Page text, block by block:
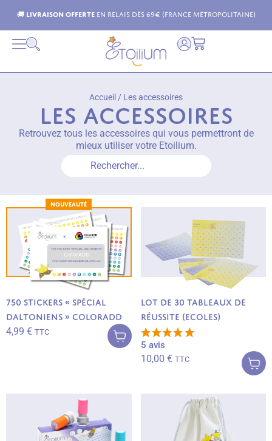
Livraison possible dans toute l'Europe
Accueil / Les accessoires
Les accessoires
Retrouvez tous les accessoires qui vous permettront de
mieux utiliser votre Etoilium.
Rechercher...
750 Stickers « Spécial
Daltoniens » ColorADD
4,99 € TTC
Ajouter au
Lot de 30 tableaux de
réussite (Ecoles)
5 avis
10,00 € TTC